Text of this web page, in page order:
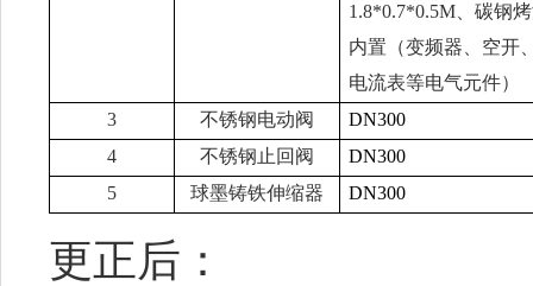
1.8*0.7*0.5M 、碳钢
内置（变频器、空开
电流表等电气元件）
3
不锈钢电动阀
DN300
4
不锈钢止回阀
DN300
5
球墨铸铁伸缩器 DN300
更正后：